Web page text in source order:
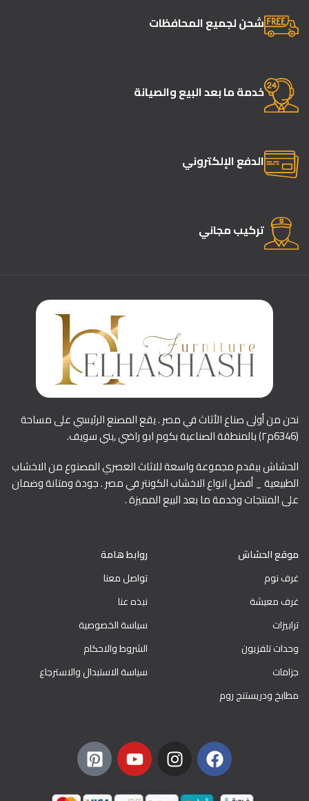
شحن لجميع المحافظات
خدمة ما بعد البيع والصيانة
الدفع الإلكتروني
تركيب مجاني
نحن من أولى صناع الأثاث في مصر . يقع المصنع الرئيسي على مساحة
(6346م٢) بالمنطقة الصناعية بكوم ابو راضي ,بني سويف.
الحشاش بيقدم مجموعة واسعة للاثاث العصري المصنوع من الاخشاب
الطبيعية _ أفضل انواع الاخشاب الكونتر في مصر . جودة ومتانة وضمان
على المنتجات وخدمة ما بعد البيع المميزة .
موقع الحشاش
غرف نوم
غرف معيشة
ترابيزات
وحدات تلفزيون
جزامات
مطابخ ودريستنج روم
روابط هامة
تواصل معنا
نبذه عنا
سياسة الخصوصية
الشروط والاحكام
سياسة الاستبدال والاسترجاع